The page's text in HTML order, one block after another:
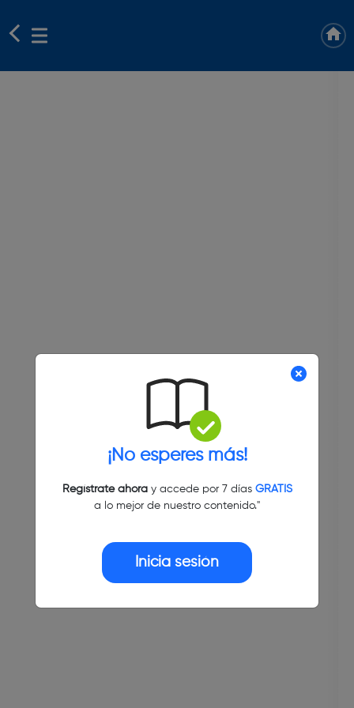
¡No esperes más!
Regístrate ahoray accede por 7 días GRATIS
a lo mejor de nuestro contenido."
Inicia sesión